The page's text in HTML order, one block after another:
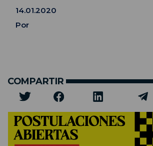
14.01.2020
Por
COMPARTIR